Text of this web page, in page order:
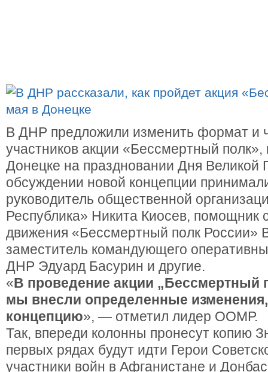
В ДНР предложили изменить формат и
участников акции «Бессмертный полк»,
Донецке на праздновании Дня Великой
обсуждении новой концепции
руководитель общественной
Республика» Никита Киосев, помощник
движения «Бессмертный полк России»
заместитель командующего
ДНР Эдуард Басурин и другие.
«В проведение акции „Бессмертный
мы внесли определенные
концепцию», — отметил лидер ООМР.
Так, впереди колонны пронесут копию
первых рядах будут идти Герои
участники войн в Афганистане и